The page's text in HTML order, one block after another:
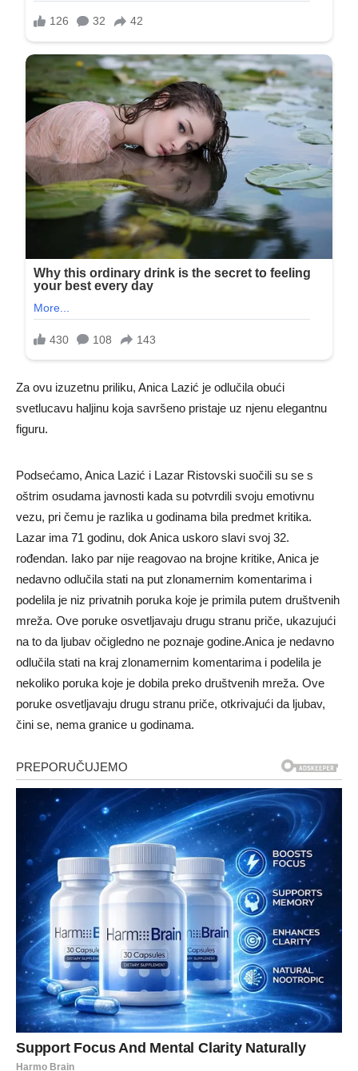
Za ovu izuzetnu priliku, Anica Lazić je odlučila obući
svetlucavu haljinu koja savršeno pristaje uz njenu elegantnu
figuru.
Podsećamo, Anica Lazić i Lazar Ristovski suočili su se s
oštrim osudama javnosti kada su potvrdili svoju emotivnu
vezu, pri čemu je razlika u godinama bila predmet kritika.
Lazar ima 71 godinu, dok Anica uskoro slavi svoj 32.
rođendan. Iako par nije reagovao na brojne kritike, Anica je
nedavno odlučila stati na put zlonamernim komentarima i
podelila je niz privatnih poruka koje je primila putem društvenih
mreža. Ove poruke osvetljavaju drugu stranu priče, ukazujući
na to da ljubav očigledno ne poznaje godine.Anica je nedavno
odlučila stati na kraj zlonamernim komentarima i podelila je
nekoliko poruka koje je dobila preko društvenih mreža. Ove
poruke osvetljavaju drugu stranu priče, otkrivajući da ljubav,
čini se, nema granice u godinama.